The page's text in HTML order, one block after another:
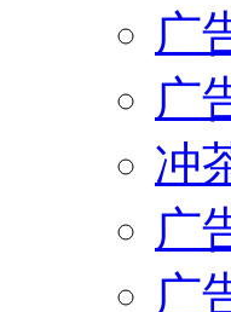
广
广
冲
广
广